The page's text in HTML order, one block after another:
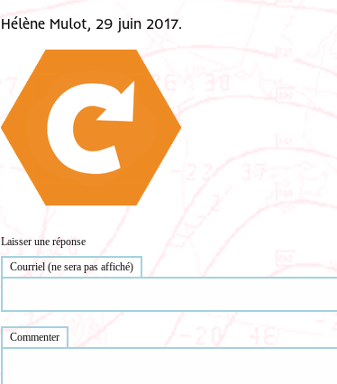
Hélène Mulot, 29 juin 2017.
Laisser une réponse
Courriel (ne sera pas affiché)
Commenter